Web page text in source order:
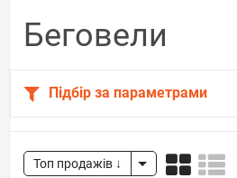
Беговели
Підбір за параметрами
Топ продажів